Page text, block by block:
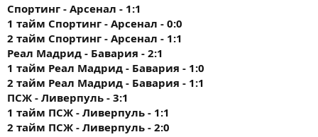
Спортинг - Арсенал - 1:1
1 тайм Спортинг - Арсенал - 0:0
2 тайм Спортинг - Арсенал - 1:1
Реал Мадрид - Бавария - 2:1
1 тайм Реал Мадрид - Бавария - 1:0
2 тайм Реал Мадрид - Бавария - 1:1
ПСЖ - Ливерпуль - 3:1
1 тайм ПСЖ - Ливерпуль - 1:1
2 тайм ПСЖ - Ливерпуль - 2:0